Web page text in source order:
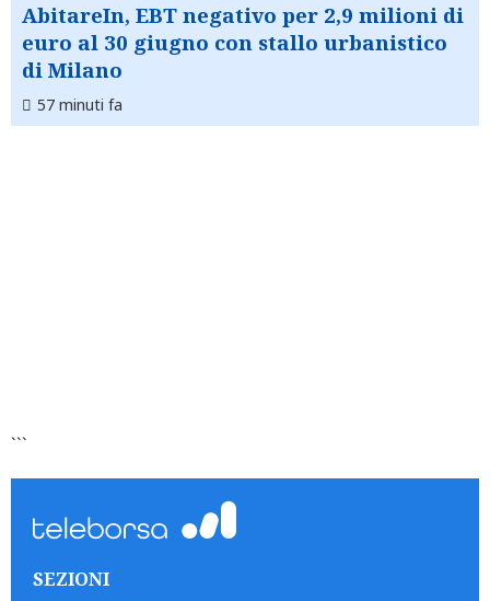
AbitareIn, EBT negativo per 2,9 milioni di
euro al 30 giugno con stallo urbanistico
di Milano
57 minuti fa
```
SEZIONI